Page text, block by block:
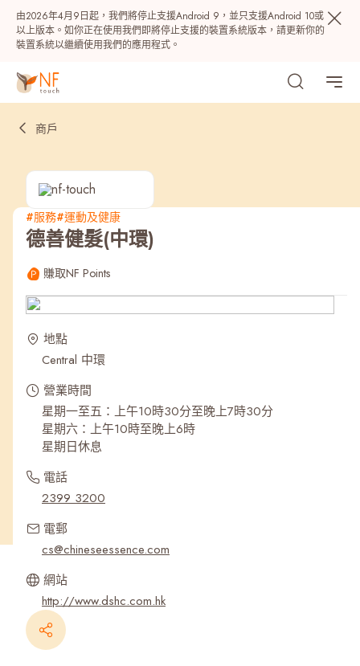
由2026年4月9日起，我們將停止支援Android 9，並只支援Android 10或
以上版本。如你正在使用我們即將停止支援的裝置系統版本，請更新你的
裝置系統以繼續使用我們的應用程式。
熱門
最近搜尋紀錄
商戶
#服務#運動及健康
德善健髮(中環)
賺取NF Points
地點
Central 中環
營業時間
星期一至五：上午10時30分至晚上7時30分
星期六：上午10時至晚上6時
星期日休息
電話
2399 3200
電郵
cs@chineseessence.com
網站
http://www.dshc.com.hk